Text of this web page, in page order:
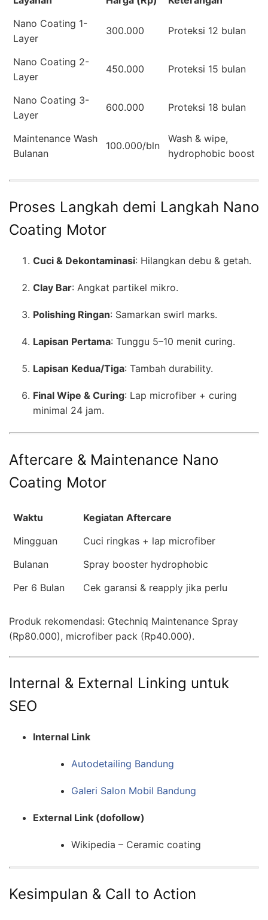
Nano Coating 1-
Layer
300.000 Proteksi 12 bulan
Nano Coating 2-
Layer
450.000 Proteksi 15 bulan
Nano Coating 3-
Layer
600.000 Proteksi 18 bulan
Maintenance Wash
Bulanan
100.000/bln
Wash & wipe,
hydrophobic boost
Proses Langkah demi Langkah Nano
Coating Motor
Cuci & Dekontaminasi: Hilangkan debu & getah.
Clay Bar: Angkat partikel mikro.
Polishing Ringan: Samarkan swirl marks.
Lapisan Pertama: Tunggu 5–10 menit curing.
Lapisan Kedua/Tiga: Tambah durability.
Final Wipe & Curing: Lap microfiber + curing
minimal 24 jam.
Aftercare & Maintenance Nano
Coating Motor
Waktu
Kegiatan Aftercare
Mingguan
Cuci ringkas + lap microfiber
Bulanan
Spray booster hydrophobic
Per 6 Bulan
Cek garansi & reapply jika perlu
Produk rekomendasi: Gtechniq Maintenance Spray
(Rp80.000), microfiber pack (Rp40.000).
Internal & External Linking untuk
SEO
Internal Link
Autodetailing Bandung
Galeri Salon Mobil Bandung
External Link (dofollow)
Wikipedia – Ceramic coating
Kesimpulan & Call to Action